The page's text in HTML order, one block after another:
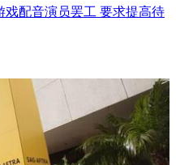
戏配音演员罢工 要求提高待